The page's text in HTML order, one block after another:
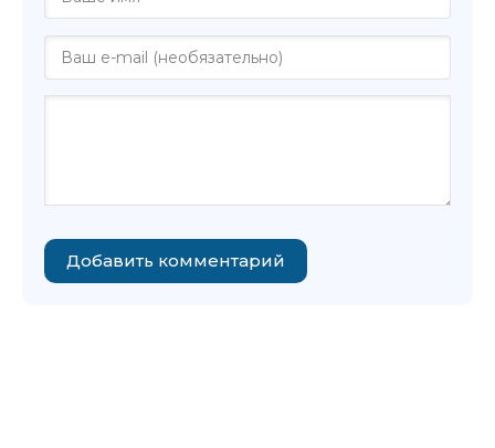
18 Арк v13 - Глава 7-2
19 Арк v13 - Глава 7-3
20 Арк v13 - Глава 7-4
24 Арк v13 - Глава 9-1
Добавить комментарий